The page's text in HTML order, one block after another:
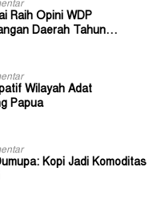
Raih Opini WDP
Daerah Tahun
Wilayah Adat
Papua
Kopi Jadi Komoditas